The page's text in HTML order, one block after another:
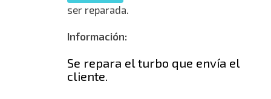
ser reparada.
Información:
Se repara el turbo que envía el
cliente.